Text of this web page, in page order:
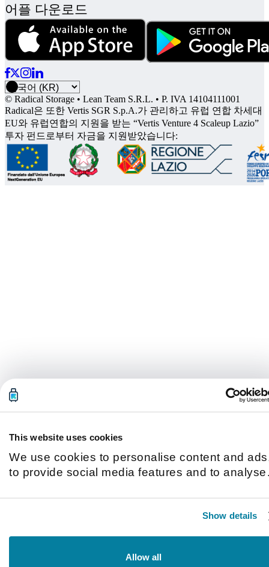
This website uses cookies
We use cookies to personalise content and
to provide social media features and to analyse
use of our site with our social media,
and analytics partners who may combine it with
Show details
Allow all
어플 다운로드
© Radical Storage • Lean Team S.R.L. • P. IVA 14104111001
Radical은 또한 Vertis SGR S.p.A.가 관리하고 유럽 연합 차세대
EU와 유럽연합의 지원을 받는 “Vertis Venture 4 Scaleup Lazio”
투자 펀드로부터 자금을 지원받았습니다: